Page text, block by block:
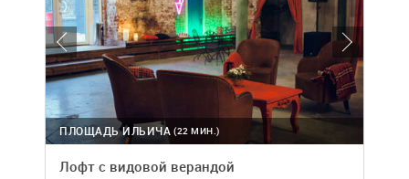
(22 МИН.)
ПЛОЩАДЬ ИЛЬИЧА
Лофт с видовой верандой